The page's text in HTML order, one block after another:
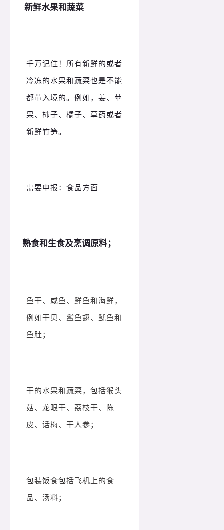
新鲜水果和蔬菜
千万记住！所有新鲜的或者
冷冻的水果和蔬菜也是不能
都带入境的。例如，姜、苹
果、柿子、橘子、草药或者
新鲜竹笋。
需要申报：食品方面
熟食和生食及烹调原料；
鱼干、咸鱼、鲜鱼和海鲜，
例如干贝、鲨鱼翅、鱿鱼和
鱼肚；
干的水果和蔬菜，包括猴头
菇、龙眼干、荔枝干、陈
皮、话梅、干人参；
包装饭食包括飞机上的食
品、汤料；